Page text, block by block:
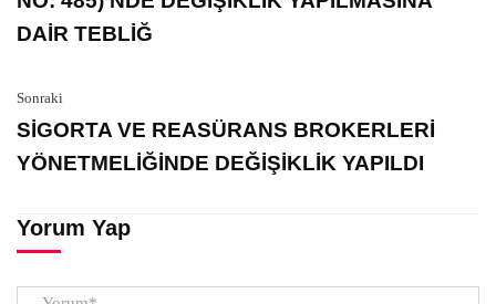
DAİR TEBLİĞ
Sonraki
SİGORTA VE REASÜRANS BROKERLERİ
YÖNETMELİĞİNDE DEĞİŞİKLİK YAPILDI
Yorum Yap